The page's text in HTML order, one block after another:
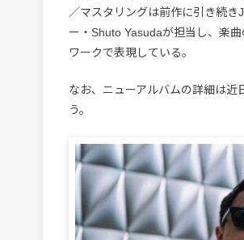
／マスタリングは前作に引き続
ー・Shuto Yasudaが担当し、楽
ワークで表現している。
なお、ニューアルバムの詳細は近
う。